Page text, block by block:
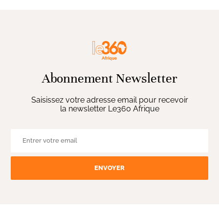
Abonnement Newsletter
Saisissez votre adresse email pour recevoir
la newsletter Le360 Afrique
ENVOYER